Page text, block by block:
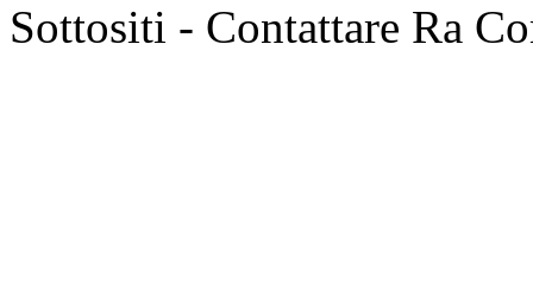
Sottositi - Contattare Ra